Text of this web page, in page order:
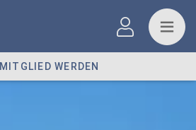
MITGLIED WERDEN